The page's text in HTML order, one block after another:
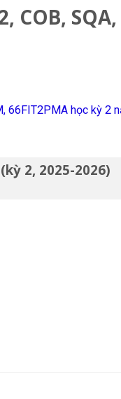
SQA,
66FIT2PMA học kỳ 2
2, 2025-2026)